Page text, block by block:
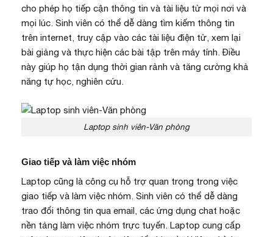
cho phép họ tiếp cận thông tin và tài liệu từ mọi nơi và
mọi lúc. Sinh viên có thể dễ dàng tìm kiếm thông tin
trên internet, truy cập vào các tài liệu điện tử, xem lại
bài giảng và thực hiện các bài tập trên máy tính. Điều
này giúp họ tận dụng thời gian rảnh và tăng cường khả
năng tự học, nghiên cứu.
Laptop sinh viên-Văn phòng
Giao tiếp và làm việc nhóm
Laptop cũng là công cụ hỗ trợ quan trọng trong việc
giao tiếp và làm việc nhóm. Sinh viên có thể dễ dàng
trao đổi thông tin qua email, các ứng dụng chat hoặc
nền tảng làm việc nhóm trực tuyến. Laptop cung cấp